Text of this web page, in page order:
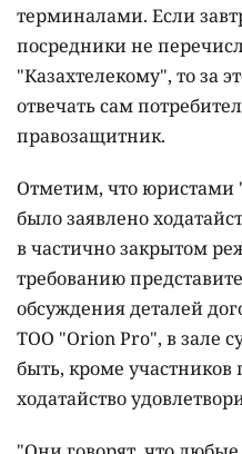
терминалами. Если
посредники не
"Казахтелекому", то за
отвечать сам
правозащитник.
Отметим, что юристами
было заявлено
в частично закрытом
требованию
обсуждения деталей
ТОО "Orion Pro", в зале
быть, кроме участников
ходатайство